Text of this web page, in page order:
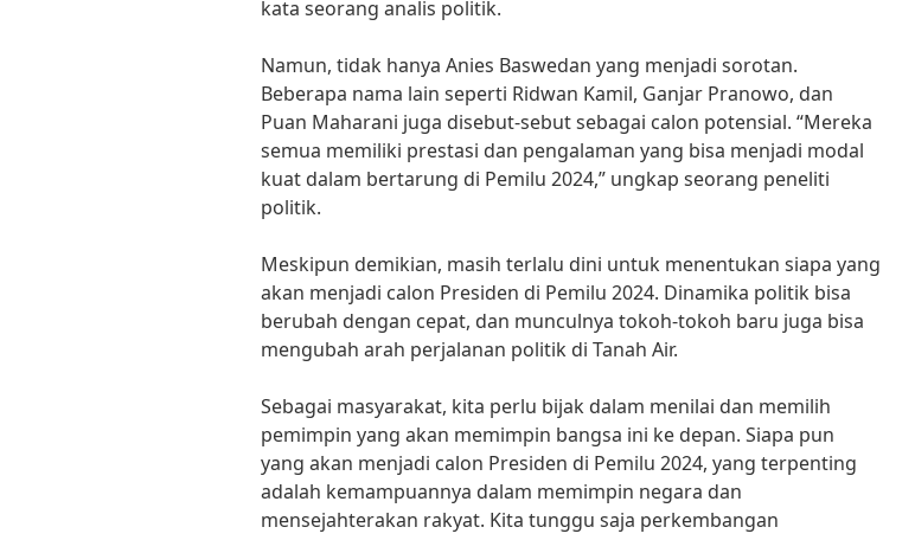
kata seorang analis politik.
Namun, tidak hanya Anies Baswedan yang menjadi sorotan.
Beberapa nama lain seperti Ridwan Kamil, Ganjar Pranowo, dan
Puan Maharani juga disebut-sebut sebagai calon potensial. “Mereka
semua memiliki prestasi dan pengalaman yang bisa menjadi modal
kuat dalam bertarung di Pemilu 2024,” ungkap seorang peneliti
politik.
Meskipun demikian, masih terlalu dini untuk menentukan siapa yang
akan menjadi calon Presiden di Pemilu 2024. Dinamika politik bisa
berubah dengan cepat, dan munculnya tokoh-tokoh baru juga bisa
mengubah arah perjalanan politik di Tanah Air.
Sebagai masyarakat, kita perlu bijak dalam menilai dan memilih
pemimpin yang akan memimpin bangsa ini ke depan. Siapa pun
yang akan menjadi calon Presiden di Pemilu 2024, yang terpenting
adalah kemampuannya dalam memimpin negara dan
mensejahterakan rakyat. Kita tunggu saja perkembangan